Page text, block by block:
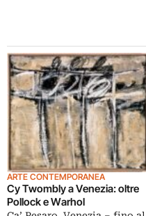
ARTE CONTEMPORANEA
Cy Twombly a Venezia: oltre
Pollock e Warhol